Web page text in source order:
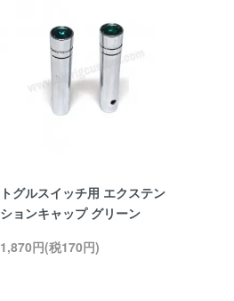
トグルスイッチ用 エクステン
ションキャップ グリーン
1,870円(税170円)